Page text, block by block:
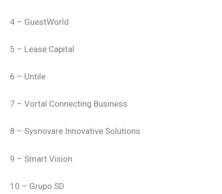
4 – GuestWorld
5 – Lease Capital
6 – Untile
7 – Vortal Connecting Business
8 – Sysnovare Innovative Solutions
9 – Smart Vision
10 – Grupo SD